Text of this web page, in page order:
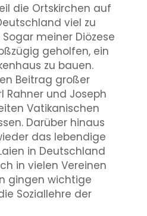
die Ortskirchen auf
viel zu
meiner Diözese
geholfen, ein
zu bauen.
Beitrag großer
Rahner und Joseph
Vatikanischen
Darüber hinaus
das lebendige
in Deutschland
in vielen Vereinen
gingen wichtige
Soziallehre der